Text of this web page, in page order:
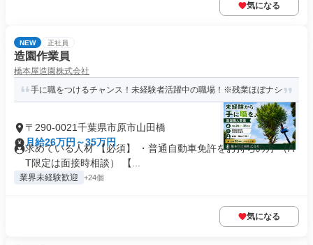
気になる
NEW 正社員
造園作業員
橋本屋造園株式会社
手に職をつけるチャンス！未経験者活躍中の職場！※残業ほぼナシ
〒290-0021千葉県市原市山田橋
月給26万円～35万円
求めている人材 【必須】 ・普通自動車免許をお持ちの方 （A
T限定は面接時相談） 【...
業界未経験歓迎 +24個
気になる